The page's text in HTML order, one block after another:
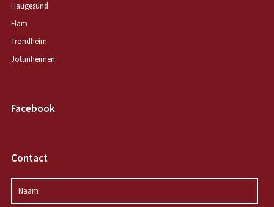
Haugesund
Flam
Trondheim
Jotunheimen
Facebook
Contact